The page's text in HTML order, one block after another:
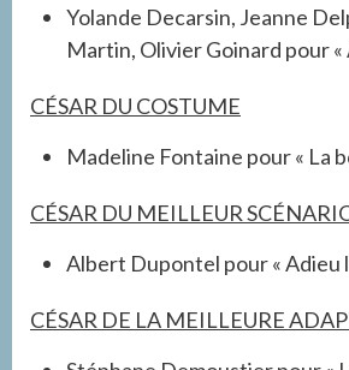
Yolande Decarsin, Jeanne
Martin, Olivier Goinard pour «
CÉSAR DU COSTUME
Madeline Fontaine pour « La
CÉSAR DU MEILLEUR
Albert Dupontel pour « Adieu
CÉSAR DE LA MEILLEURE